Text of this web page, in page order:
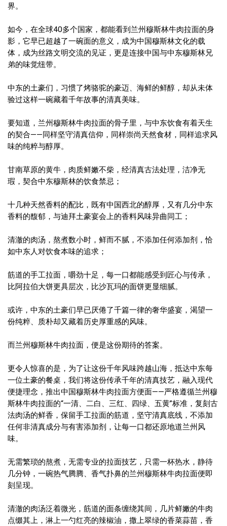
界。
如今，在全球40多个国家，都能看到兰州穆斯林牛肉拉面的身
影，它早已超越了一碗面的意义，成为中国穆斯林文化的载
体，成为丝路文明交流的见证，更是连接中国与中东穆斯林兄
弟的味觉纽带。
中东的土豪们，习惯了烤骆驼的豪迈、海鲜的鲜醇，却从未体
验过这样一碗藏着千年故事的清真美味。
要知道，兰州穆斯林牛肉拉面的骨子里，与中东饮食有着天生
的契合——同样坚守清真信仰，同样崇尚天然食材，同样追求风
味的纯粹与醇厚。
甘南草原的黄牛，肉质鲜嫩不柴，经清真古法处理，洁净无
瑕，契合中东穆斯林的饮食禁忌；
十几种天然香料的配比，既有中国西北的醇厚，又有几分中东
香料的馥郁，与迪拜土豪宴会上的香料风味异曲同工；
清澈的肉汤，熬煮数小时，鲜而不腻，不添加任何添加剂，恰
如中东人对饮食本味的追求；
筋道的手工拉面，嚼劲十足，每一口都能感受到匠心与传承，
比阿拉伯大饼更具层次，比沙瓦玛的面饼更显细腻。
或许，中东的土豪们早已厌倦了千篇一律的奢华盛宴，渴望一
份纯粹、质朴却又藏着历史厚重感的风味。
而兰州穆斯林牛肉拉面，便是这份期待的答案。
更令人惊喜的是，为了让这份千年风味跨越山海，抵达中东每
一位土豪的餐桌，我们将这份传承千年的清真技艺，融入现代
便捷理念，推出中国穆斯林牛肉拉面方便面——严格遵循兰州穆
斯林牛肉拉面的“一清、二白、三红、四绿、五黄”标准，复刻古
法肉汤的鲜香，保留手工拉面的筋道，坚守清真底线，不添加
任何非清真成分与有害添加剂，让每一口都还原地道兰州风
味。
无需繁琐的熬煮，无需专业的拉面技艺，只需一杯热水，静待
几分钟，一碗热气腾腾、香气扑鼻的兰州穆斯林牛肉拉面便即
刻呈现。
清澈的肉汤泛着微光，筋道的面条缠绕其间，几片鲜嫩的牛肉
点缀其上，淋上一勺红亮的辣椒油，撒上翠绿的香菜蒜苗，香